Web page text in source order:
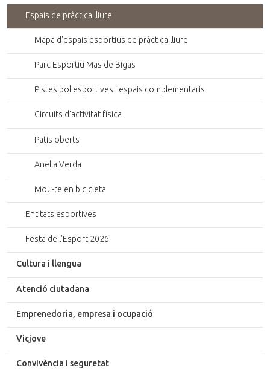
Espais de pràctica lliure
Mapa d'espais esportius de pràctica lliure
Parc Esportiu Mas de Bigas
Pistes poliesportives i espais complementaris
Circuits d'activitat física
Patis oberts
Anella Verda
Mou-te en bicicleta
Entitats esportives
Festa de l'Esport 2026
Cultura i llengua
Atenció ciutadana
Emprenedoria, empresa i ocupació
Vicjove
Convivència i seguretat